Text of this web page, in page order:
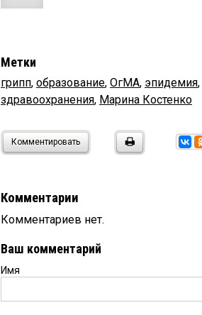
Метки
грипп, образование, ОгМА, эпидемия,
здравоохранения, Марина Костенко
Комментировать
Комментарии
Комментариев нет.
Ваш комментарий
Имя